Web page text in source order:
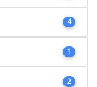
4
1
2